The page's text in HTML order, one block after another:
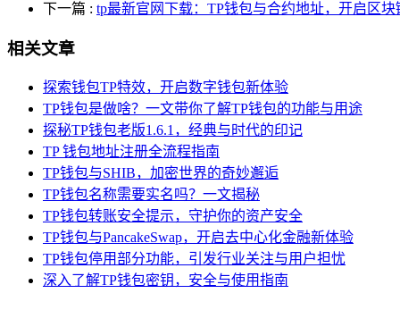
下一篇 : tp最新官网下载：TP钱包与合约地址，开启区块
相关文章
探索钱包TP特效，开启数字钱包新体验
TP钱包是做啥？一文带你了解TP钱包的功能与用途
探秘TP钱包老版1.6.1，经典与时代的印记
TP 钱包地址注册全流程指南
TP钱包与SHIB，加密世界的奇妙邂逅
TP钱包名称需要实名吗？一文揭秘
TP钱包转账安全提示，守护你的资产安全
TP钱包与PancakeSwap，开启去中心化金融新体验
TP钱包停用部分功能，引发行业关注与用户担忧
深入了解TP钱包密钥，安全与使用指南